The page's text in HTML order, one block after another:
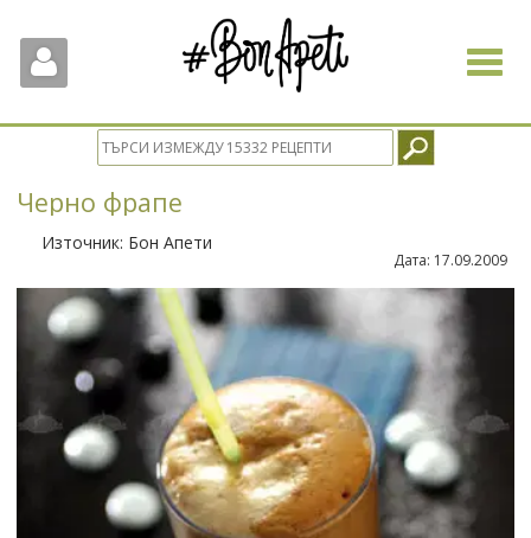
Toggle
Черно фрапе
Източник: Бон Апети
Дата: 17.09.2009